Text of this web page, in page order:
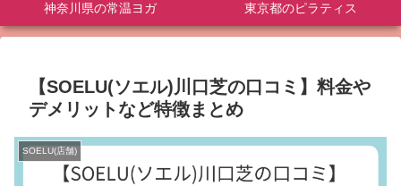
神奈川県の常温ヨガ 東京都のピラティス
【SOELU(ソエル)川口芝の口コミ】料金や
デメリットなど特徴まとめ
SOELU(店舗)